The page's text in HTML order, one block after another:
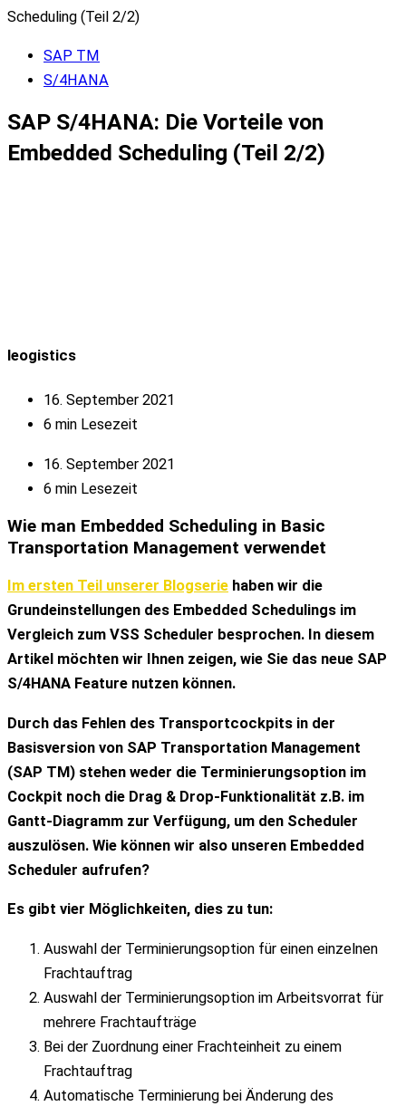
Scheduling (Teil 2/2)
SAP TM
S/4HANA
SAP S/4HANA: Die Vorteile von
Embedded Scheduling (Teil 2/2)
leogistics
16. September 2021
6 min Lesezeit
16. September 2021
6 min Lesezeit
Wie man Embedded Scheduling in Basic
Transportation Management verwendet
Im ersten Teil unserer Blogserie haben wir die
Grundeinstellungen des Embedded Schedulings im
Vergleich zum VSS Scheduler besprochen. In diesem
Artikel möchten wir Ihnen zeigen, wie Sie das neue SAP
S/4HANA Feature nutzen können.
Durch das Fehlen des Transportcockpits in der
Basisversion von SAP Transportation Management
(SAP TM) stehen weder die Terminierungsoption im
Cockpit noch die Drag & Drop-Funktionalität z.B. im
Gantt-Diagramm zur Verfügung, um den Scheduler
auszulösen. Wie können wir also unseren Embedded
Scheduler aufrufen?
Es gibt vier Möglichkeiten, dies zu tun:
Auswahl der Terminierungsoption für einen einzelnen
Frachtauftrag
Auswahl der Terminierungsoption im Arbeitsvorrat für
mehrere Frachtaufträge
Bei der Zuordnung einer Frachteinheit zu einem
Frachtauftrag
Automatische Terminierung bei Änderung des